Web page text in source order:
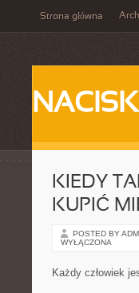
Strona główna
KIEDY
KUPIĆ
POSTED BY
WYŁĄCZONA
Każdy człowiek